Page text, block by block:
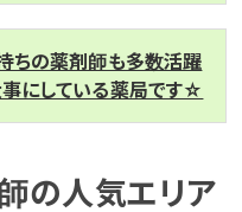
ちの薬剤師も多数活躍
にしている薬局です☆
の人気エリア